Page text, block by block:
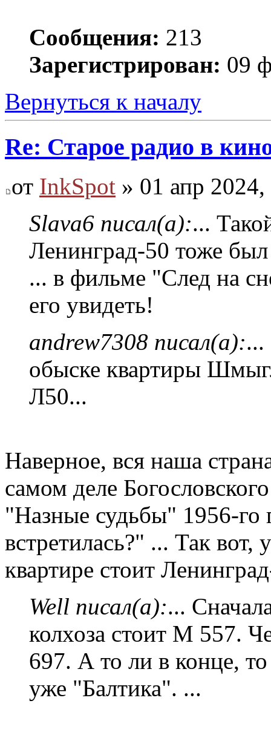
Сообщения: 213
Зарегистрирован: 09
Вернуться к началу
Re: Старое радио в
от InkSpot » 01 апр
Slava6 писал(а):...
Ленинград-50 тоже
... в фильме "След на
его увидеть!
andrew7308 писал(а):
обыске квартиры
Л50...
Наверное, вся наша
самом деле
"Hазные судьбы" 1956-
встретилась?" ... Так
квартире стоит
Well писал(а):...
колхоза стоит М 557.
697. А то ли в конце,
уже "Балтика". ...